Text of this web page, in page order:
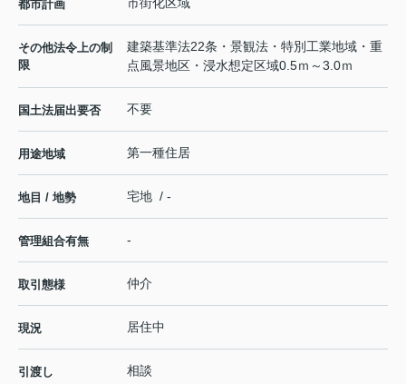
都市計画 市街化区域
その他法令上の制
限
建築基準法22条・景観法・特別工業地域・重
点風景地区・浸水想定区域0.5ｍ～3.0ｍ
国土法届出要否 不要
用途地域 第一種住居
地目 / 地勢 宅地 / -
管理組合有無 -
取引態様 仲介
現況 居住中
引渡し 相談